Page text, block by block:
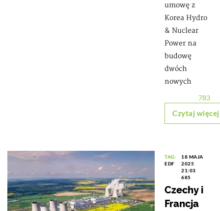
umowę z
Korea Hydro
& Nuclear
Power na
budowę
dwóch
nowych
783
Czytaj więcej
TAG:
EDF
18 MAJA
2025
21:03
685
Czechy i
Francja